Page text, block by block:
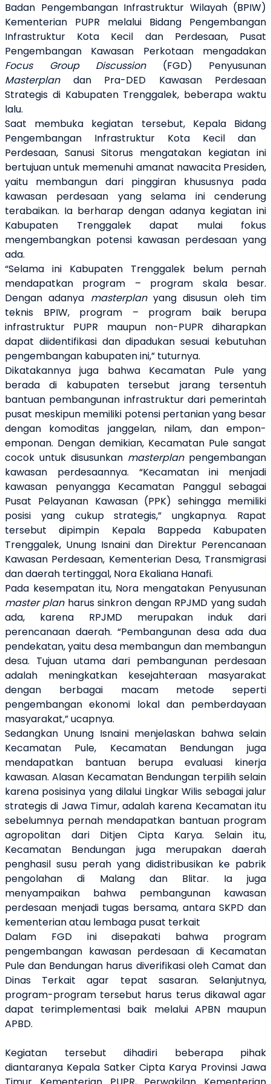
Badan PengembanganInfrastruktur Wilayah (BPIW)
Kementerian PUPR melalui Bidang Pengembangan
Infrastruktur Kota Kecil dan Perdesaan, Pusat
Pengembangan Kawasan Perkotaanmengadakan
Focus Group Discussion(FGD) Penyusunan
Masterplandan Pra-DED Kawasan Perdesaan
Strategis di Kabupaten Trenggalek, beberapa waktu
lalu.
Saat membuka kegiatan tersebut, Kepala Bidang
Pengembangan Infrastruktur Kota Kecil dan
Perdesaan, Sanusi Sitorus mengatakan kegiatan ini
bertujuanuntuk memenuhi amanat nawacita Presiden,
yaitu membangun dari pinggiran khususnya pada
kawasan perdesaan yang selama ini cenderung
terabaikan. Ia berharap dengan adanya kegiatan ini
Kabupaten Trenggalek dapat mulai fokus
mengembangkan potensi kawasan perdesaan yang
ada.
“Selama ini Kabupaten Trenggalek belum pernah
mendapatkan program – program skala besar.
Dengan adanya masterplanyang disusun oleh tim
teknis BPIW,program – program baik berupa
infrastruktur PUPR maupun non-PUPR diharapkan
dapat diidentifikasi dan dipadukansesuai kebutuhan
pengembangan kabupaten ini,” tuturnya.
Dikatakannya juga bahwa Kecamatan Pule yang
berada di kabupaten tersebut jarang tersentuh
bantuan pembangunan infrastruktur dari pemerintah
pusat meskipun memiliki potensi pertanian yang besar
dengan komoditas janggelan, nilam, dan empon-
emponan. Dengan demikian, Kecamatan Pule sangat
cocok untuk disusunkan masterplan pengembangan
kawasan perdesaannya. “Kecamatan ini menjadi
kawasan penyangga Kecamatan Panggul sebagai
Pusat Pelayanan Kawasan (PPK)sehingga memiliki
posisi yang cukup strategis,” ungkapnya. Rapat
tersebut dipimpin Kepala Bappeda Kabupaten
Trenggalek, Unung Isnaini dan Direktur Perencanaan
Kawasan Perdesaan, Kementerian Desa, Transmigrasi
dan daerah tertinggal, Nora Ekaliana Hanafi.
Pada kesempatan itu, Nora mengatakan Penyusunan
master planharus sinkron dengan RPJMD yang sudah
ada, karena RPJMD merupakan induk dari
perencanaan daerah. “Pembangunan desa ada dua
pendekatan, yaitu desa membangun dan membangun
desa. Tujuan utama dari pembangunan perdesaan
adalah meningkatkan kesejahteraan masyarakat
dengan berbagai macam metode seperti
pengembangan ekonomi lokaldan pemberdayaan
masyarakat,” ucapnya.
Sedangkan Unung Isnaini menjelaskan bahwa selain
Kecamatan Pule, Kecamatan Bendungan juga
mendapatkan bantuan berupa evaluasi kinerja
kawasan. Alasan Kecamatan Bendungan terpilihselain
karena posisinya yang dilalui Lingkar Wilis sebagai jalur
strategis di Jawa Timur,adalah karena Kecamatan itu
sebelumnya pernah mendapatkan bantuan program
agropolitan dari Ditjen Cipta Karya. Selain itu,
Kecamatan Bendungan juga merupakan daerah
penghasil susu perah yang didistribusikan ke pabrik
pengolahan di Malang dan Blitar. Ia juga
menyampaikan bahwa pembangunan kawasan
perdesaan menjadi tugas bersama, antara SKPD dan
kementerian atau lembaga pusat terkait
Dalam FGD ini disepakati bahwa program
pengembangan kawasan perdesaan di Kecamatan
Pule dan Bendungan harus diverifikasi oleh Camat dan
Dinas Terkait agar tepat sasaran. Selanjutnya,
program-program tersebut harus terus dikawal agar
dapat terimplementasi baik melalui APBN maupun
APBD.
Kegiatan tersebut dihadiri beberapa pihak
diantaranya Kepala Satker Cipta Karya Provinsi Jawa